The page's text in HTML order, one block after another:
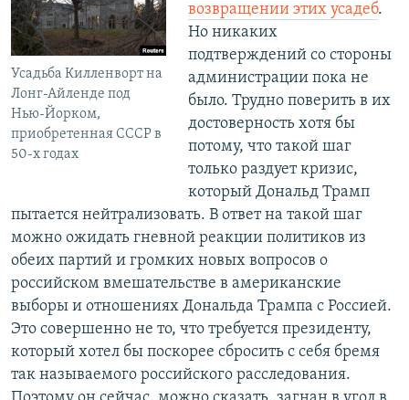
Усадьба Килленворт на
Лонг-Айленде под
Нью-Йорком,
приобретенная СССР в
50-х годах
возвращении этих усадеб.
Но никаких
подтверждений со стороны
администрации пока не
было. Трудно поверить в их
достоверность хотя бы
потому, что такой шаг
только раздует кризис,
который Дональд Трамп
пытается нейтрализовать. В ответ на такой шаг
можно ожидать гневной реакции политиков из
обеих партий и громких новых вопросов о
российском вмешательстве в американские
выборы и отношениях Дональда Трампа с Россией.
Это совершенно не то, что требуется президенту,
который хотел бы поскорее сбросить с себя бремя
так называемого российского расследования.